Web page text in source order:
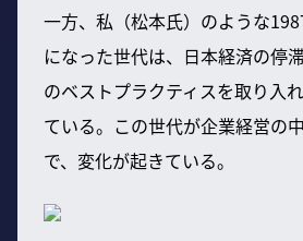
一方、私（松本氏）のような
になった世代は、日本経済の停
のベストプラクティスを取り入
ている。この世代が企業経営の
で、変化が起きている。